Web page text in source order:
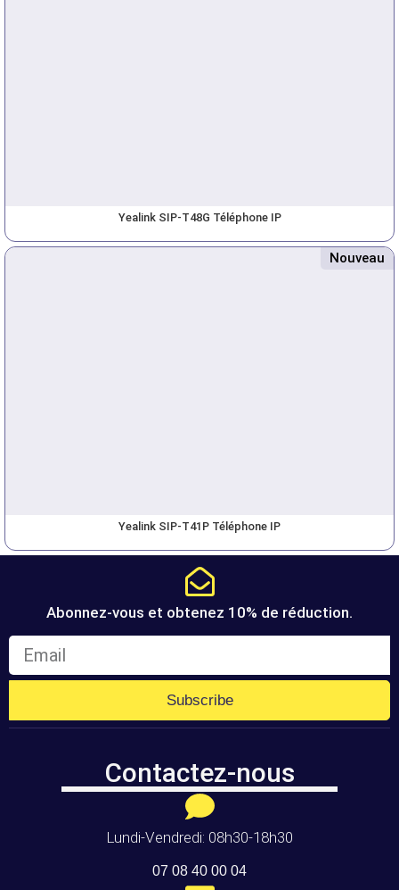
Yealink SIP-T48G Téléphone IP
Nouveau
Yealink SIP-T41P Téléphone IP
Abonnez-vous et obtenez 10% de réduction.
Subscribe
Contactez-nous
Lundi-Vendredi: 08h30-18h30
07 08 40 00 04